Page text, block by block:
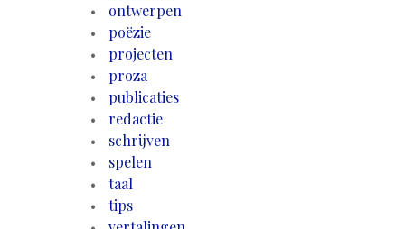
ontwerpen
poëzie
projecten
proza
publicaties
redactie
schrijven
spelen
taal
tips